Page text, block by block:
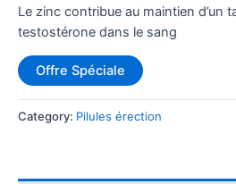
Le zinc contribue au maintien d’un
testostérone dans le sang
Offre Spéciale
Category: Pilules érection